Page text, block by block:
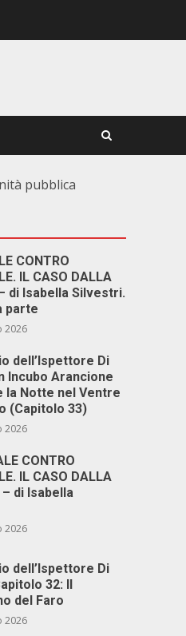
pubblica
CONTRO
IL CASO DALLA
di Isabella Silvestri.
parte
2026
dell’Ispettore Di
Incubo Arancione
la Notte nel Ventre
(Capitolo 33)
2026
CONTRO
IL CASO DALLA
– di Isabella
2026
dell’Ispettore Di
32: Il
del Faro
2026